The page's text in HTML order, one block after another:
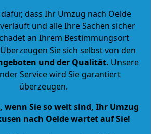
dass Ihr Umzug nach Oelde
und alle Ihre Sachen sicher
an Ihrem Bestimmungsort
Sie sich selbst von den
und der Qualität. Unsere
Service wird Sie garantiert
überzeugen.
wenn Sie so weit sind, Ihr Umzug
nach Oelde wartet auf Sie!